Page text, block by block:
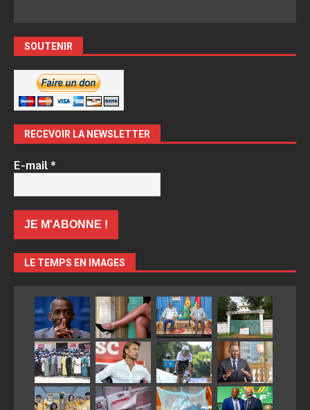
SOUTENIR
RECEVOIR LA NEWSLETTER
E-mail*
LE TEMPS EN IMAGES